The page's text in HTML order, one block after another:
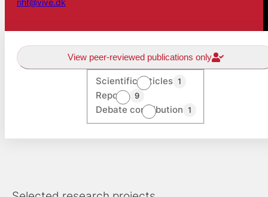
rihf@vive.dk
Scientific articles 1
Reports 9
Debate contribution 1
View peer-reviewed publications only